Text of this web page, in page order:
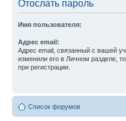
Отослать пароль
Имя пользователя:
Адрес email:
Адрес email, связанный с вашей
изменили его в Личном разделе,
при регистрации.
Список форумов